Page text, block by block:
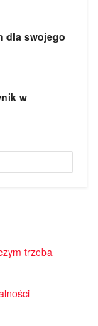
dla swojego
w
trzeba